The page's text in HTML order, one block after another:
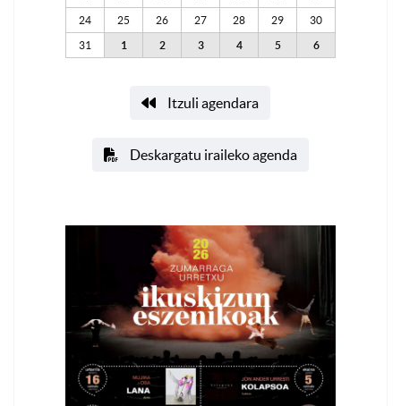
24 25 26 27 28 29 30
31 1 2 3 4 5 6
Itzuli agendara
Deskargatu iraileko agenda